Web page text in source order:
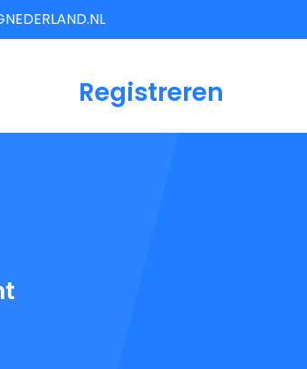
Registreren